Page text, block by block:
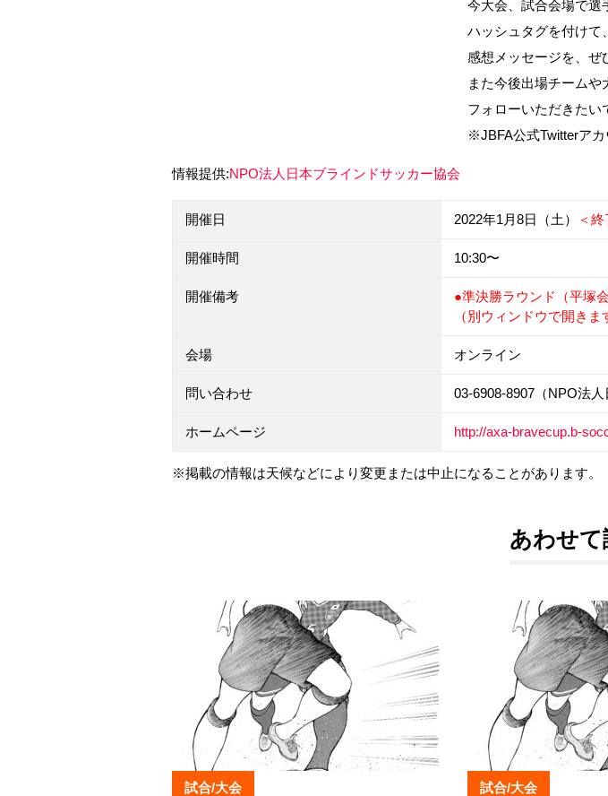
今大会、試合会場で選手たちへ声援を送るこ
ハッシュタグを付けて、大会前には選手へ
感想メッセージを、ぜひSNS投稿を
また今後出場チームや大会の見どころ情報
フォローいただきたいです
※JBFA公式Twitterアカウント→ https://
情報提供:NPO法人日本ブラインドサッカー協会
開催日 2022年1月8日（土） ＜
開催時間 10:30〜
開催備考
●準決勝ラウンド（平塚
（別ウィンドウで開きま
会場 オンライン
問い合わせ 03-6908-8907（NPO法
ホームページ http://axa-bravecup.b-
※掲載の情報は天候などにより変更または中止になることがあります。
あわせ
試合/大会 試合/大会